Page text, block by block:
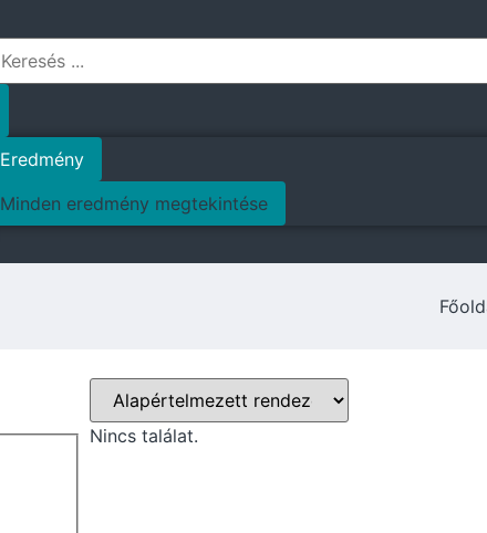
Eredmény
Minden eredmény megtekintése
Nincs találat.